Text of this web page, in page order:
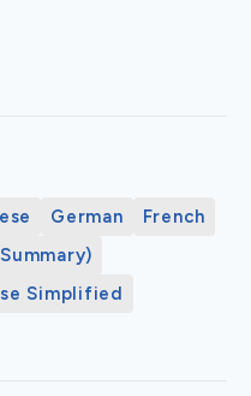
German
French
Simplified